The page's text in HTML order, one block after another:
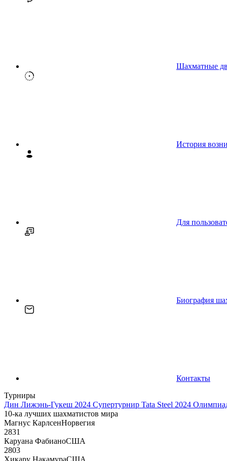
Шахматные
История
Для
Биография
Контакты
Турниры
Дин Лижэнь-Гукеш 2024 Супертурнир Tata Steel 2024
10-ка лучших шахматистов мира
Магнус КарлсенНорвегия
2831
Каруана ФабианоСША
2803
Хикару НакамураСША